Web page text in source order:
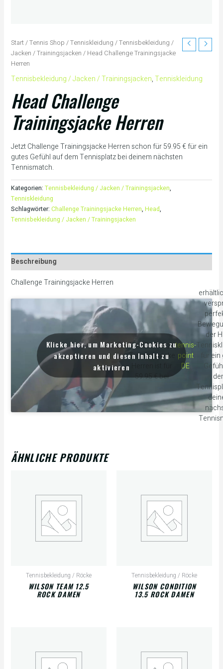
Start/Tennis Shop /Tenniskleidung /Tennisbekleidung /
Jacken / Trainingsjacken / Head Challenge Trainingsjacke
Herren
Tennisbekleidung / Jacken / Trainingsjacken,Tenniskleidung
Head Challenge
Trainingsjacke Herren
Jetzt Challenge Trainingsjacke Herren schon für 59.95 € für ein
gutes Gefühl auf dem Tennisplatz bei deinem nächsten
Tennismatch.
Kategorien: Tennisbekleidung / Jacken / Trainingsjacken,
Tenniskleidung
Schlagwörter: Challenge Trainingsjacke Herren, Head,
Tennisbekleidung / Jacken / Trainingsjacken
Beschreibung
Challenge Trainingsjacke Herren
Der Challenge
Trainingsjacke
59.95 € bei
tennis-
point
DE
der
für
Klicke hier, um Marketing-Cookies zu
akzeptieren und diesen Inhalt zu
aktivieren
ÄHNLICHE PRODUKTE
Tennisbekleidung / Röcke
WILSON TEAM 12.5
ROCK DAMEN
Tennisbekleidung / Röcke
WILSON CONDITION
13.5 ROCK DAMEN